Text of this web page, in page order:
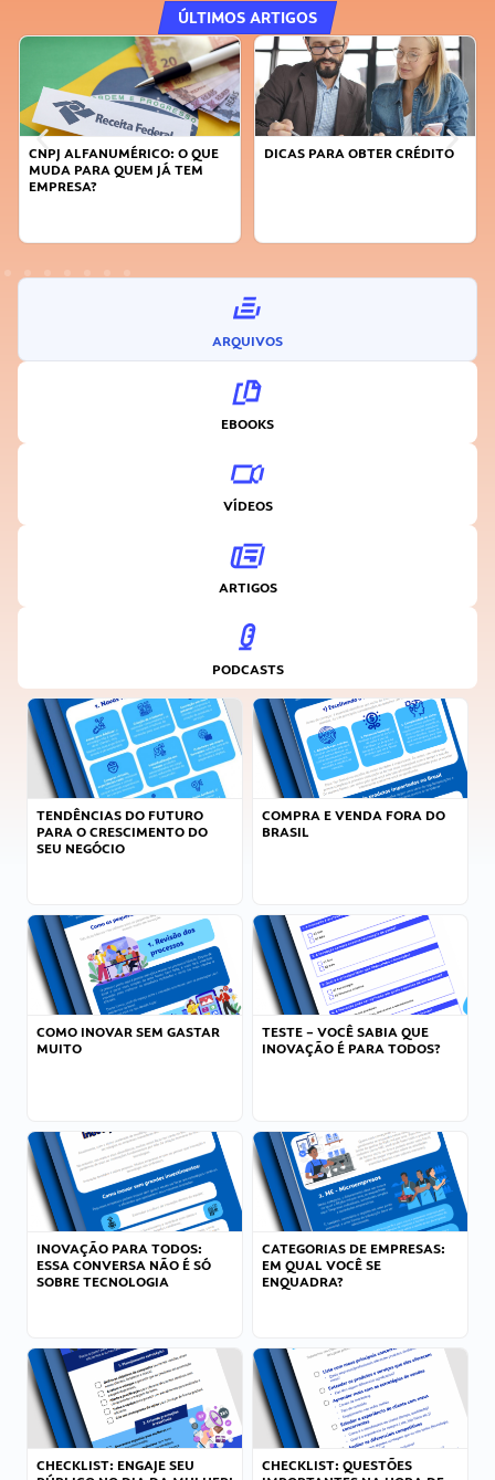
ÚLTIMOS ARTIGOS
DICAS PARA OBTER CRÉDITO
FAÇA A DIFERENÇA: SEJA
ARQUIVOS
EBOOKS
VÍDEOS
ARTIGOS
PODCASTS
TENDÊNCIAS DO FUTURO
PARA O CRESCIMENTO DO
SEU NEGÓCIO
COMPRA E VENDA FORA DO
BRASIL
COMO INOVAR SEM GASTAR
MUITO
TESTE – VOCÊ SABIA QUE
INOVAÇÃO É PARA TODOS?
INOVAÇÃO PARA TODOS:
ESSA CONVERSA NÃO É SÓ
SOBRE TECNOLOGIA
CATEGORIAS DE EMPRESAS:
EM QUAL VOCÊ SE
ENQUADRA?
CHECKLIST: ENGAJE SEU
CHECKLIST: QUESTÕES